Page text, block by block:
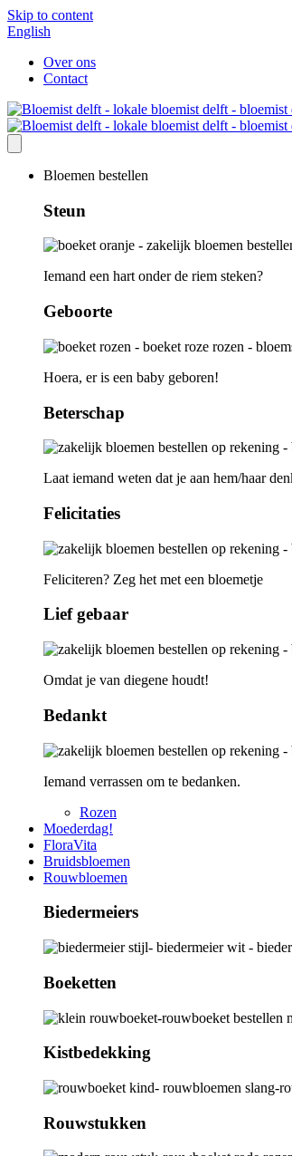
Skip to content
English
Over ons
Contact
Bloemen bestellen
Steun
Iemand een hart onder de riem steken?
Geboorte
Hoera, er is een baby geboren!
Beterschap
Laat iemand weten dat je aan hem/haar
Felicitaties
Feliciteren? Zeg het met een bloemetje
Lief gebaar
Omdat je van diegene houdt!
Bedankt
Iemand verrassen om te bedanken.
Rozen
Moederdag!
FloraVita
Bruidsbloemen
Rouwbloemen
Biedermeiers
Boeketten
Kistbedekking
Rouwstukken